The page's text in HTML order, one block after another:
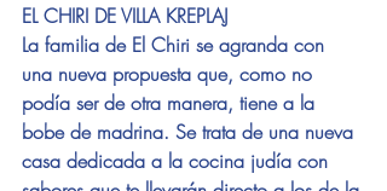
EL CHIRI DE VILLA KREPLAJ
La familia de El Chiri se agranda con
una nueva propuesta que, como no
podía ser de otra manera, tiene a la
bobe de madrina. Se trata de una nueva
casa dedicada a la cocina judía con